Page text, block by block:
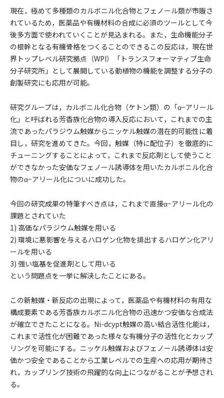
現在，極めて多種類のカルボニル化合物とフェノール類が市販さ
れているため，医薬品や有機材料の合成に必須のツールとして今
後多方面で使われていくことが見込まれる。また，生命機能分子
の根幹となる有機骨格をつくることのできるこの反応は，現在世
界トップレベル研究拠点（WPI）「トランスフォーマティブ生命
分子研究所」として展開している動植物の機能を調整する分子の
創製研究にも応用が可能。
研究グループは，カルボニル化合物（ケトン類）の「α−アリール
化」と呼ばれる芳香族化合物の導入反応において，これまでの主
流であったパラジウム触媒からニッケル触媒の潜在的可能性に着
目し，研究を進めてきた。今回，触媒（特に配位子）を徹底的に
チューニングすることによって，これまで反応剤として使うこと
ができなかった安価なフェノール誘導体を用いたカルボニル化合
物のα−アリール化についに成功した。
今回の研究成果の特筆すべき点は，これまで直接α−アリール化の
課題とされていた
1) 高価なパラジウム触媒を用いる
2) 環境に悪影響を与えるハロゲン化物を排出するハロゲン化アリ
ールを用いる
3) 強い塩基を促進剤として用いる
という問題点を一挙に解決したことにある。
この新触媒・新反応の出現によって，医薬品や有機材料の有用な
構成要素である芳香族カルボニル化合物の迅速かつ安価な合成法
が確立できたことになる。Ni-dcypt触媒の高い結合活性化能は，
これまで活性化が困難であった様々な有機分子の活性化とカップ
リングを可能にする。ニッケル触媒およびフェノール誘導体は安
価かつ安全であることから工業レベルでの生産への応用が期待さ
れ，カップリング技術の飛躍的な向上につながることが予想され
る。